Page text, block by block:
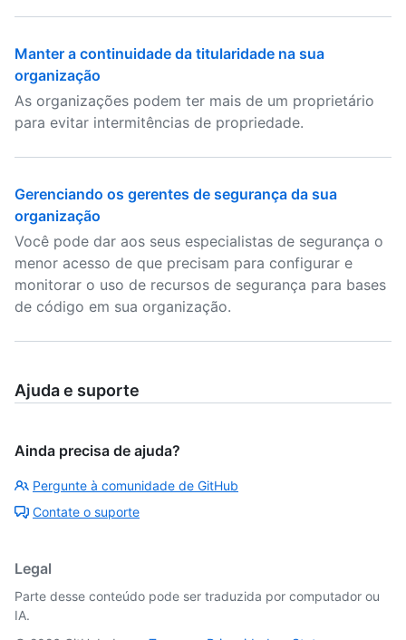
Manter a continuidade da titularidade na sua
organização
As organizações podem ter mais de um proprietário
para evitar intermitências de propriedade.
Gerenciando os gerentes de segurança da sua
organização
Você pode dar aos seus especialistas de segurança o
menor acesso de que precisam para configurar e
monitorar o uso de recursos de segurança para bases
de código em sua organização.
Ajuda e suporte
Ainda precisa de ajuda?
Pergunte à comunidade de GitHub
Contate o suporte
Legal
Parte desse conteúdo pode ser traduzida por computador ou
IA.